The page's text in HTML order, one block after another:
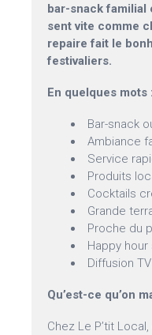
bar-snack familial
sent vite comme
repaire fait le
festivaliers.
En quelques mots :
Bar-snack
Ambiance
Service
Produits
Cocktails
Grande
Proche du
Happy
Diffusion
Qu’est-ce qu’on
Chez Le P’tit